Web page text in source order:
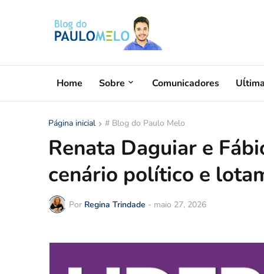
Home Sobre Comunicadores
Página inicial # Blog do Paulo Melo
Renata Daguiar e
cenário político e
Por Regina Trindade - maio 27, 2026